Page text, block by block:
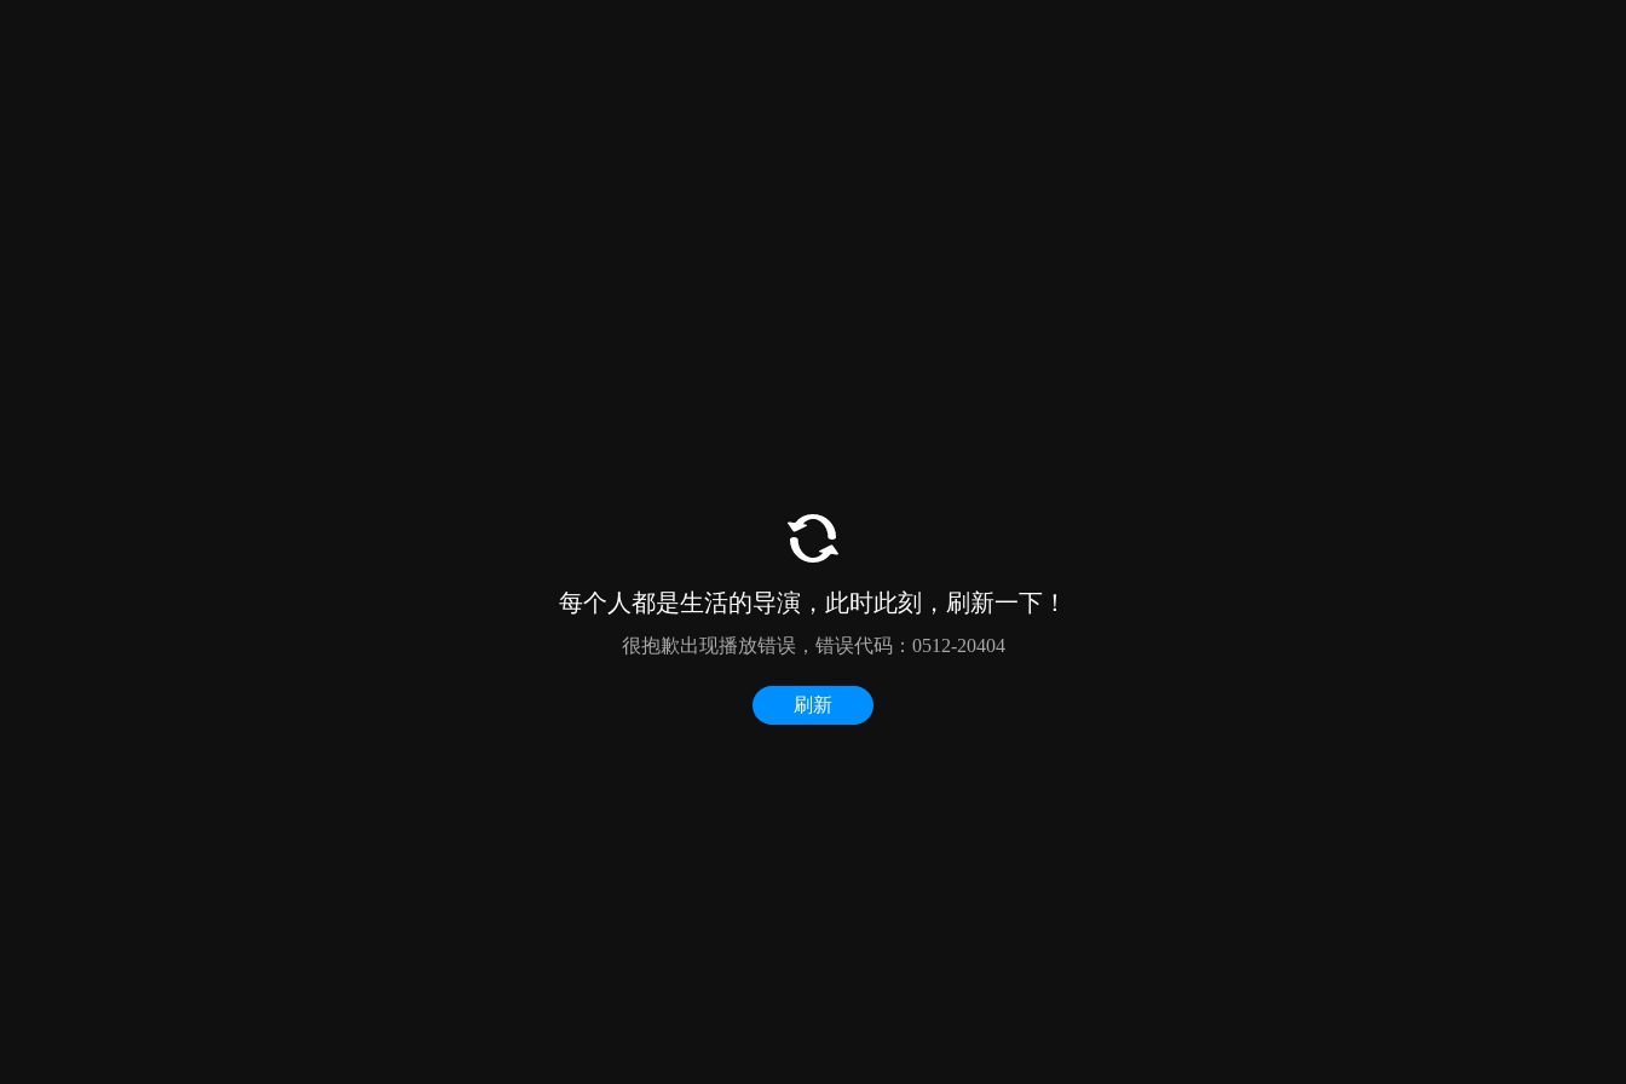
每个人都是生活的导演，此时此刻，刷新一下！
很抱歉出现播放错误，错误代码：0512-20404
刷新